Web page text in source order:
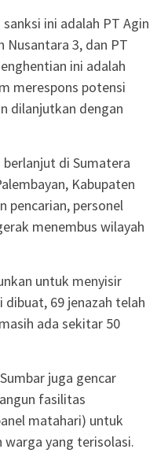
ini adalah PT Agin
Nusantara 3, dan PT
ini adalah
merespons potensi
dilanjutkan dengan
berlanjut di Sumatera
Kabupaten
pencarian, personel
menembus wilayah
untuk menyisir
69 jenazah telah
ada sekitar 50
juga gencar
fasilitas
matahari) untuk
yang terisolasi.